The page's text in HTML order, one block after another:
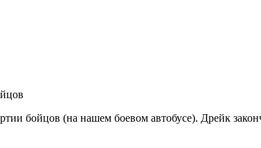
бойцов (на нашем боевом автобусе). Дрейк